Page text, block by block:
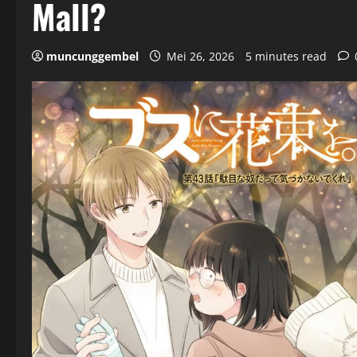
Mall?
muncunggembel Mei 26, 2026 5 minutes read